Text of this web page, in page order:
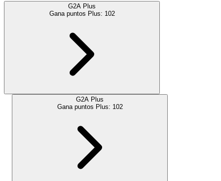
G2A Plus
Gana puntos Plus: 102
G2A Plus
Gana puntos Plus: 102